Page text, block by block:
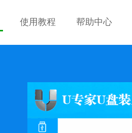
使用教程 帮助中心